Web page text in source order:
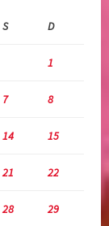
S D
1
7 8
14 15
21 22
28 29